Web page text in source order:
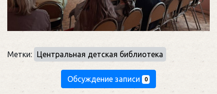
Метки: Центральная детская библиотека
Обсуждение записи 0